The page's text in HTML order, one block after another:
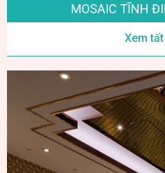
MOSAIC TĨNH
Xem